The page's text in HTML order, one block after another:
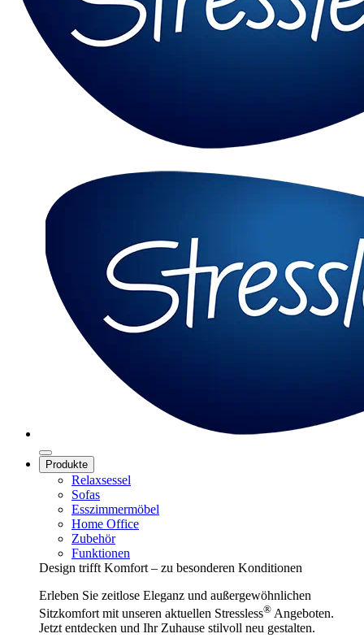
Produkte
Relaxsessel
Sofas
Esszimmermöbel
Home Office
Zubehör
Funktionen
Design trifft Komfort – zu besonderen Konditionen
Erleben Sie zeitlose Eleganz und außergewöhnlichen
Sitzkomfort mit unseren aktuellen Stressless® Angeboten.
Jetzt entdecken und Ihr Zuhause stilvoll neu gestalten.